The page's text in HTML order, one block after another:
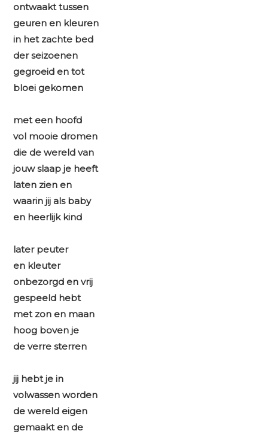
ontwaakt tussen
geuren en kleuren
in het zachte bed
der seizoenen
gegroeid en tot
bloei gekomen
met een hoofd
vol mooie dromen
die de wereld van
jouw slaap je heeft
laten zien en
waarin jij als baby
en heerlijk kind
later peuter
en kleuter
onbezorgd en vrij
gespeeld hebt
met zon en maan
hoog boven je
de verre sterren
jij hebt je in
volwassen worden
de wereld eigen
gemaakt en de